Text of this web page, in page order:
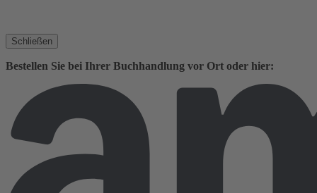
Schließen
Bestellen Sie bei Ihrer Buchhandlung vor Ort oder hier: